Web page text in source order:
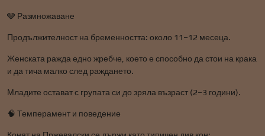
🩶 Размножаване
Продължителност на бременността: около 11–12 месеца.
Женската ражда едно жребче, което е способно да стои на крака
и да тича малко след раждането.
Младите остават с групата си до зряла възраст (2–3 години).
🧠 Темперамент и поведение